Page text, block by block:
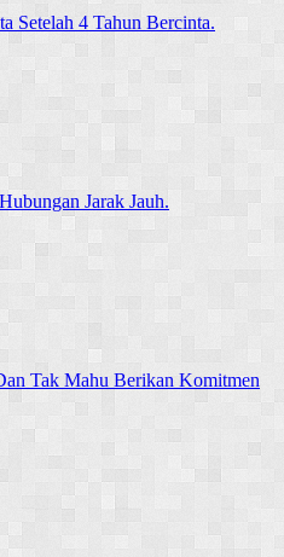
Setelah 4 Tahun Bercinta.
Jarak Jauh.
Tak Mahu Berikan Komitmen